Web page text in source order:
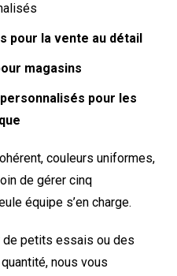
pour la vente au détail
magasins
pour les
couleurs uniformes,
de gérer cinq
équipe s’en charge.
petits essais ou des
nous vous